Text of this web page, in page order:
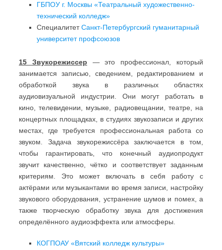
ГБПОУ г. Москвы «Театральный художественно-
технический колледж»
СпециалитетСанкт-Петербургский гуманитарный
университет профсоюзов
15 Звукорежиссер — это профессионал, который
занимается записью, сведением, редактированием и
обработкой звука в различных областях
аудиовизуальной индустрии. Они могут работать в
кино, телевидении, музыке, радиовещании, театре, на
концертных площадках, в студиях звукозаписи и других
местах, где требуется профессиональная работа со
звуком. Задача звукорежиссёра заключается в том,
чтобы гарантировать, что конечный аудиопродукт
звучит качественно, чётко и соответствует заданным
критериям. Это может включать в себя работу с
актёрами или музыкантами во время записи, настройку
звукового оборудования, устранение шумов и помех, а
также творческую обработку звука для достижения
определённого аудиоэффекта или атмосферы.
КОГПОАУ «Вятский колледж культуры»